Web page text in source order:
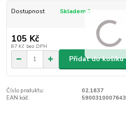
Dostupnost Skladem 3
105 Kč
87 Kč bez DPH
Přidat do košíku
Číslo produktu:
02.1637
EAN kód:
5900310007643